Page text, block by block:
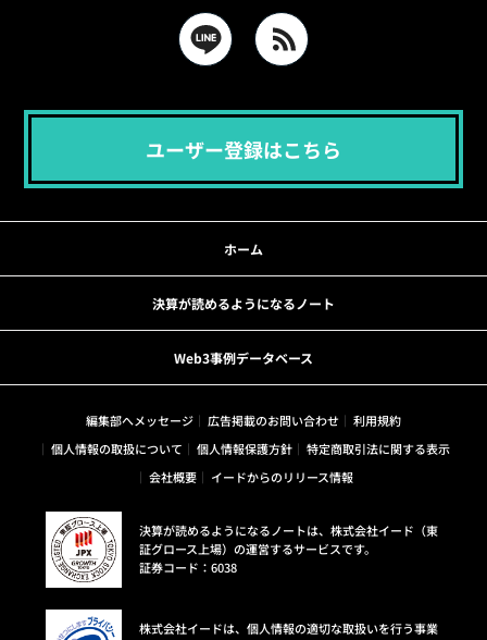
ユーザー登録はこちら
ホーム
決算が読めるようになるノート
Web3事例データベース
編集部へメッセージ 広告掲載のお問い合わせ
利用規約
個人情報の取扱について
個人情報保護方針
特定商取引法に関する表示
会社概要
イードからのリリース情報
決算が読めるようになるノートは、株式会社イード（東
証グロース上場）の運営するサービスです。
証券コード：6038
株式会社イードは、個人情報の適切な取扱いを行う事業